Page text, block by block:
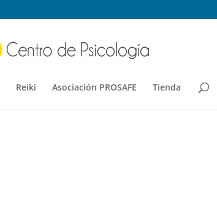
Reiki Asociación PROSAFE Tienda